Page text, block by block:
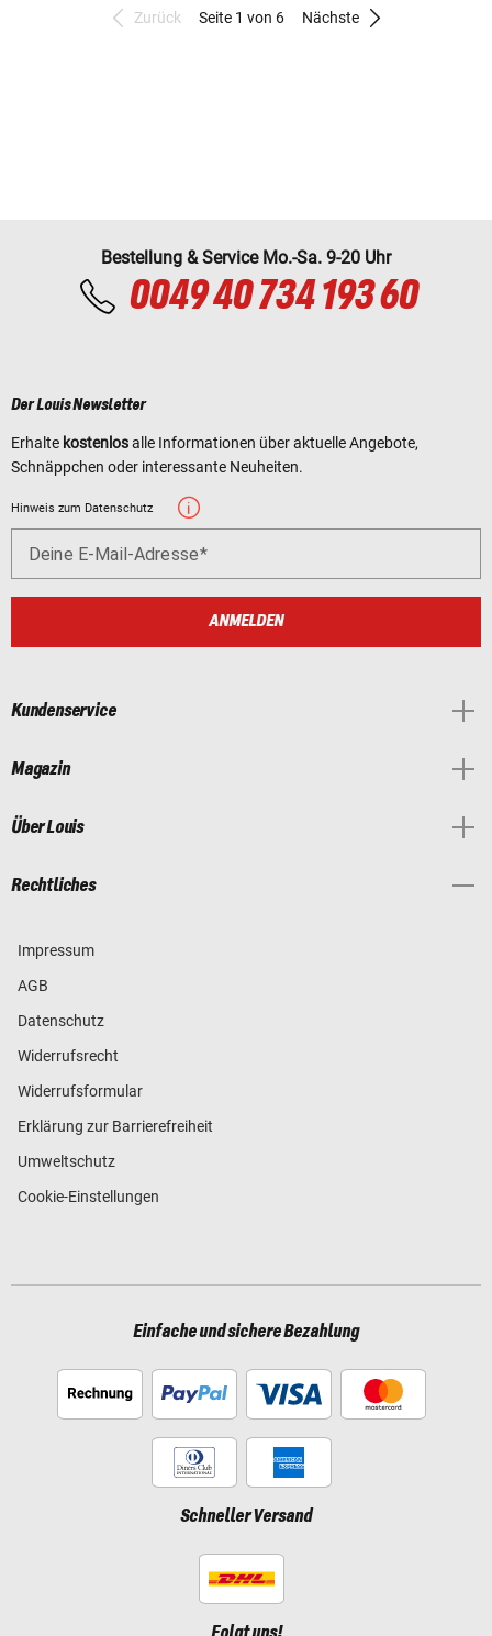
Zurück Seite 1 von 6 Nächste
Bestellung & Service Mo.-Sa. 9-20 Uhr
0049 40 734 193 60
Der Louis Newsletter
Erhalte kostenlosalle Informationen über aktuelle Angebote,
Schnäppchen oder interessante Neuheiten.
Hinweis zum Datenschutz
Deine E-Mail-Adresse
ANMELDEN
Kundenservice
Magazin
Über Louis
Rechtliches
Impressum
AGB
Datenschutz
Widerrufsrecht
Widerrufsformular
Erklärung zur Barrierefreiheit
Umweltschutz
Cookie-Einstellungen
Einfache und sichere Bezahlung
Schneller Versand